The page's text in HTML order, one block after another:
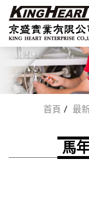
首頁 最
馬
關於我們